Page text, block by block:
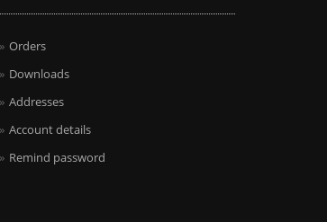
Orders
Downloads
Addresses
Account details
Remind password